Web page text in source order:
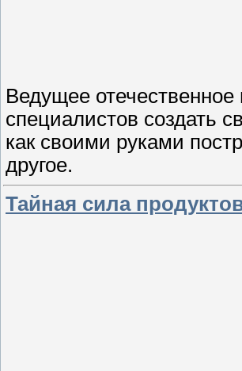
Ведущее
специалистов создать
как своими руками
другое.
Тайная сила